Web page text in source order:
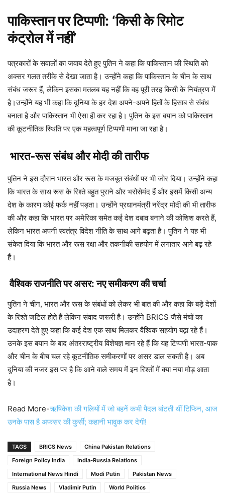
पाकिस्तान पर टिप्पणी: ‘किसी के रिमोट
कंट्रोल में नहीं’
पत्रकारों के सवालों का जवाब देते हुए पुतिन ने कहा कि पाकिस्तान की स्थिति को
अक्सर गलत तरीके से देखा जाता है। उन्होंने कहा कि पाकिस्तान के चीन के साथ
संबंध जरूर हैं, लेकिन इसका मतलब यह नहीं कि वह पूरी तरह किसी के नियंत्रण में
है।उन्होंने यह भी कहा कि दुनिया के हर देश अपने-अपने हितों के हिसाब से संबंध
बनाता है और पाकिस्तान भी ऐसा ही कर रहा है। पुतिन के इस बयान को पाकिस्तान
की कूटनीतिक स्थिति पर एक महत्वपूर्ण टिप्पणी माना जा रहा है।
भारत-रूस संबंध और मोदी की तारीफ
पुतिन ने इस दौरान भारत और रूस के मजबूत संबंधों पर भी जोर दिया। उन्होंने कहा
कि भारत के साथ रूस के रिश्ते बहुत पुराने और भरोसेमंद हैं और इसमें किसी अन्य
देश के कारण कोई फर्क नहीं पड़ता। उन्होंने प्रधानमंत्री नरेंद्र मोदी की भी तारीफ
की और कहा कि भारत पर अमेरिका समेत कई देश दबाव बनाने की कोशिश करते हैं,
लेकिन भारत अपनी स्वतंत्र विदेश नीति के साथ आगे बढ़ता है। पुतिन ने यह भी
संकेत दिया कि भारत और रूस रक्षा और तकनीकी सहयोग में लगातार आगे बढ़ रहे
हैं।
वैश्विक राजनीति पर असर: नए समीकरण की चर्चा
पुतिन ने चीन, भारत और रूस के संबंधों को लेकर भी बात की और कहा कि बड़े देशों
के रिश्ते जटिल होते हैं लेकिन संवाद जरूरी है। उन्होंने BRICS जैसे मंचों का
उदाहरण देते हुए कहा कि कई देश एक साथ मिलकर वैश्विक सहयोग बढ़ा रहे हैं।
उनके इस बयान के बाद अंतरराष्ट्रीय विशेषज्ञ मान रहे हैं कि यह टिप्पणी भारत-पाक
और चीन के बीच चल रहे कूटनीतिक समीकरणों पर असर डाल सकती है। अब
दुनिया की नजर इस पर है कि आने वाले समय में इन रिश्तों में क्या नया मोड़ आता
है।
Read More-ऋषिकेश की गलियों में जो बहनें कभी पैदल बांटती थीं टिफिन, आज
उनके पास है अफसर की कुर्सी; कहानी भावुक कर देगी!
TAGS BRICS News
China Pakistan Relations
Foreign Policy India
India-Russia Relations
International News Hindi
Modi Putin
Pakistan News
Russia News
Vladimir Putin World Politics